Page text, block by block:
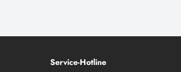
Service-Hotline